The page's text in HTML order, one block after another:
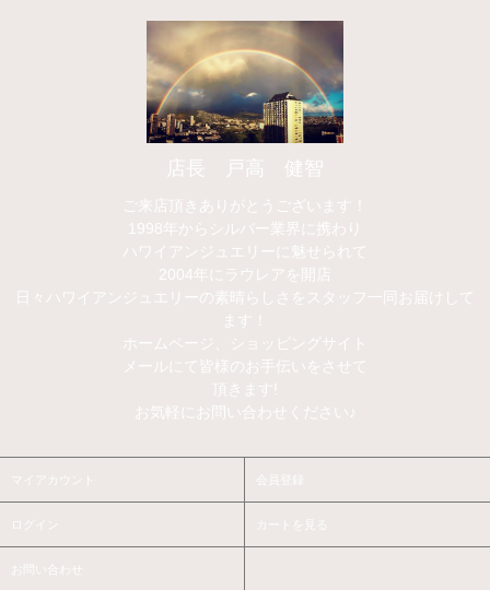
店長 戸高 健智
ご来店頂きありがとうございます！
1998年からシルバー業界に携わり
ハワイアンジュエリーに魅せられて
2004年にラウレアを開店
日々ハワイアンジュエリーの素晴らしさをスタッフ一同お届けして
ます！
ホームページ、ショッピングサイト
メールにて皆様のお手伝いをさせて
頂きます!
お気軽にお問い合わせください♪
マイアカウント
カートを見る
お問い合わせ